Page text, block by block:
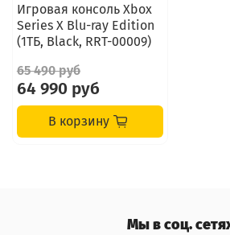
Игровая консоль Xbox
Series X Blu-ray Edition
(1ТБ, Black, RRT-00009)
65 490 руб
64 990 руб
В корзину
Мы в соц.